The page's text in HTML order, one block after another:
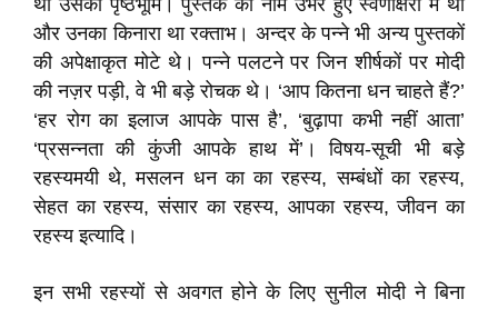
थी उसकी पृष्ठभूमि। पुस्तक का नाम उभरे हुए स्वर्णाक्षरों में था
और उनका किनारा था रक्ताभ। अन्दर के पन्ने भी अन्य पुस्तकों
की अपेक्षाकृत मोटे थे। पन्ने पलटने पर जिन शीर्षकों पर मोदी
की नज़र पड़ी, वे भी बड़े रोचक थे। ‘आप कितना धन चाहते हैं?’
‘हर रोग का इलाज आपके पास है’, ‘बुढ़ापा कभी नहीं आता’
‘प्रसन्नता की कुंजी आपके हाथ में’। विषय-सूची भी बड़े
रहस्यमयी थे, मसलन धन का का रहस्य, सम्बंधों का रहस्य,
सेहत का रहस्य, संसार का रहस्य, आपका रहस्य, जीवन का
रहस्य इत्यादि।
इन सभी रहस्यों से अवगत होने के लिए सुनील मोदी ने बिना